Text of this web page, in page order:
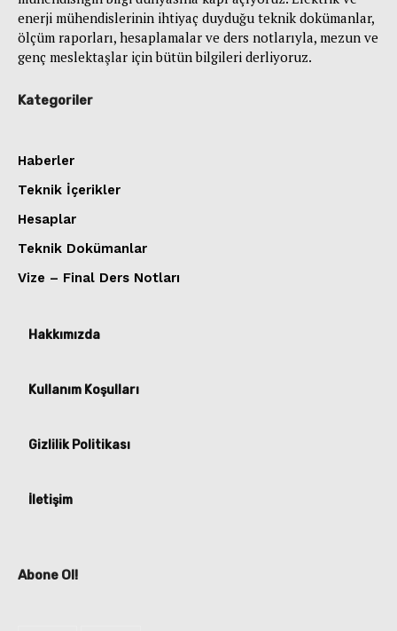
enerji mühendislerinin ihtiyaç duyduğu teknik dokümanlar,
ölçüm raporları, hesaplamalar ve ders notlarıyla, mezun ve
genç meslektaşlar için bütün bilgileri derliyoruz.
Kategoriler
Haberler
Teknik İçerikler
Hesaplar
Teknik Dokümanlar
Vize – Final Ders Notları
Hakkımızda
Kullanım Koşulları
Gizlilik Politikası
İletişim
Abone Ol!